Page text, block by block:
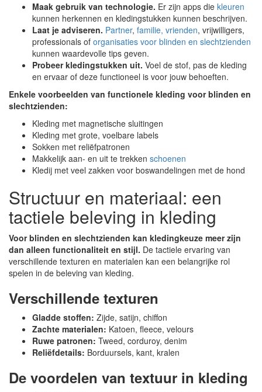
Maak gebruik van technologie. Er zijn apps die kleuren
kunnen herkennen en kledingstukken kunnen beschrijven.
Laat je adviseren. Partner, familie, vrienden, vrijwilligers,
professionals of organisaties voor blinden en slechtzienden
kunnen waardevolle tips geven.
Probeer kledingstukken uit. Voel de stof, pas de kleding
en ervaar of deze functioneel is voor jouw behoeften.
Enkele voorbeelden van functionele kleding voor blinden en
slechtzienden:
Kleding met magnetische sluitingen
Kleding met grote, voelbare labels
Sokken met reliëfpatronen
Makkelijk aan- en uit te trekken schoenen
Kledij met veel zakken voor boswandelingen met de hond
Structuur en materiaal: een
tactiele beleving in kleding
Voor blinden en slechtzienden kan kledingkeuze meer zijn
dan alleen functionaliteit en stijl. De tactiele ervaring van
verschillende texturen en materialen kan een belangrijke rol
spelen in de beleving van kleding.
Verschillende texturen
Gladde stoffen: Zijde, satijn, chiffon
Zachte materialen: Katoen, fleece, velours
Ruwe patronen: Tweed, corduroy, denim
Reliëfdetails: Borduursels, kant, kralen
De voordelen van textuur in kleding